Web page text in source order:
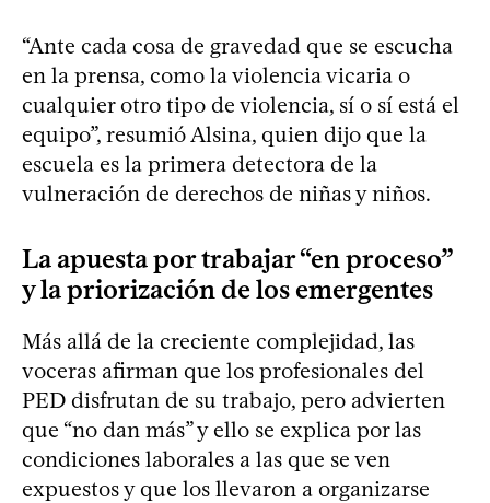
“Ante cada cosa de gravedad que se escucha
en la prensa, como la violencia vicaria o
cualquier otro tipo de violencia, sí o sí está el
equipo”, resumió Alsina, quien dijo que la
escuela es la primera detectora de la
vulneración de derechos de niñas y niños.
La apuesta por trabajar “en proceso”
y la priorización de los emergentes
Más allá de la creciente complejidad, las
voceras afirman que los profesionales del
PED disfrutan de su trabajo, pero advierten
que “no dan más” y ello se explica por las
condiciones laborales a las que se ven
expuestos y que los llevaron a organizarse